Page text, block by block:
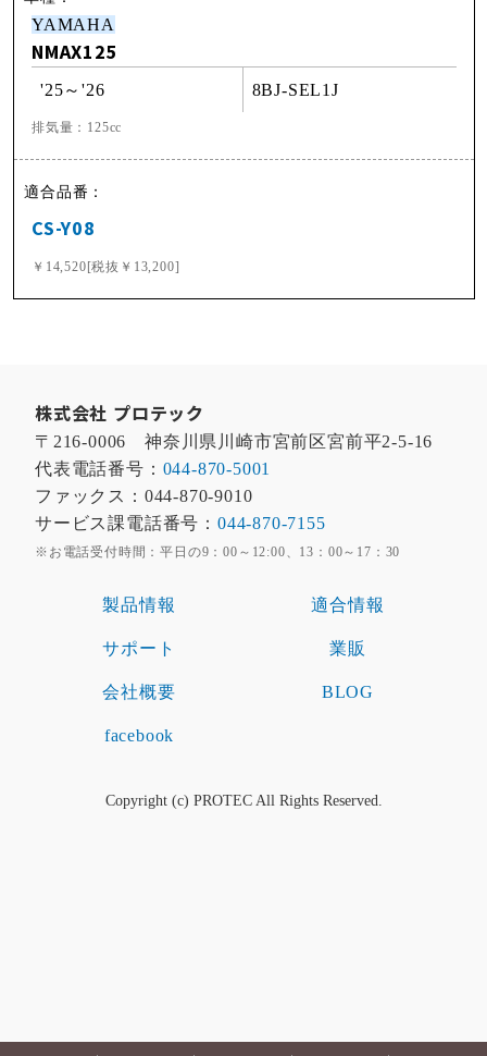
YAMAHA
NMAX125
'25～'26 8BJ-SEL1J
排気量：125cc
CS-Y08
￥14,520[税抜￥13,200]
株式会社 プロテック
〒216-0006 神奈川県川崎市宮前区宮前平2-5-16
代表電話番号： 044-870-5001
ファックス：044-870-9010
サービス課電話番号： 044-870-7155
※お電話受付時間：平日の9：00～12:00、13：00～17：30
製品情報 適合情報
サポート 業販
会社概要 BLOG
facebook
Copyright (c) PROTEC All Rights Reserved.